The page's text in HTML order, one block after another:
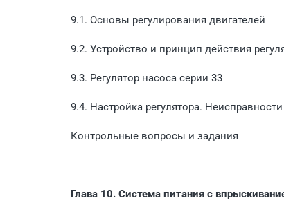
9.1. Основы регулирования двигателей
9.2. Устройство и принцип действия
9.3. Регулятор насоса серии 33
9.4. Настройка регулятора.
Контрольные вопросы и задания
Глава 10. Система питания с